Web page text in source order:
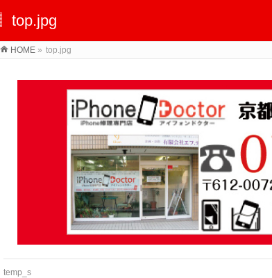
top.jpg
HOME » top.jpg
temp_s